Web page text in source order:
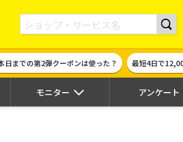
貯めて現金やギフト券に交換できるポイントサイト | ハ
日までの第2弾クーポンは使った？ 最短4日で
モニター アンケート